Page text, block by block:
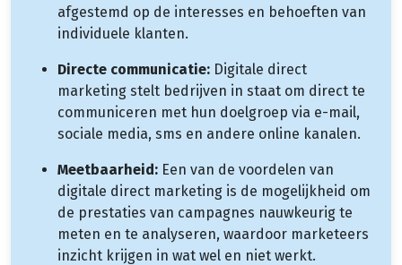
afgestemd op de interesses en behoeften van
individuele klanten.
Directe communicatie: Digitale direct
marketing stelt bedrijven in staat om direct te
communiceren met hun doelgroep via e-mail,
sociale media, sms en andere online kanalen.
Meetbaarheid: Een van de voordelen van
digitale direct marketing is de mogelijkheid om
de prestaties van campagnes nauwkeurig te
meten en te analyseren, waardoor marketeers
inzicht krijgen in wat wel en niet werkt.